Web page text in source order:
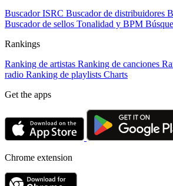
Buscador ISRC Buscador de distribuidores
Buscador de sellos Tonalidad y BPM
Rankings
Ranking de artistas Ranking de canciones
radio Ranking de playlists Charts
Get the apps
Chrome extension